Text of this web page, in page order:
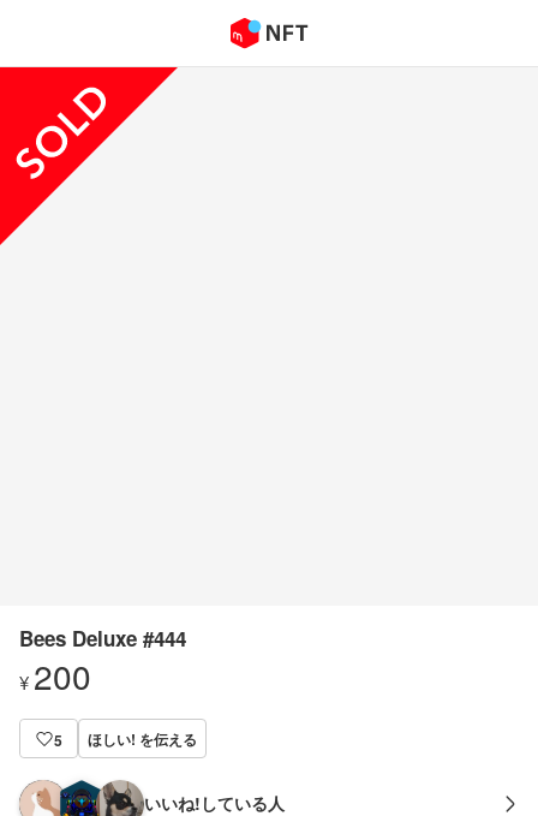
Bees Deluxe #444
¥ 200
5 ほしい! を伝える
いいね!している人